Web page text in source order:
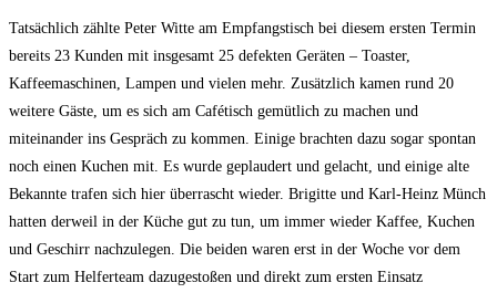
Tatsächlich zählte Peter Witte am Empfangstisch bei diesem ersten Termin
bereits 23 Kunden mit insgesamt 25 defekten Geräten – Toaster,
Kaffeemaschinen, Lampen und vielen mehr. Zusätzlich kamen rund 20
weitere Gäste, um es sich am Cafétisch gemütlich zu machen und
miteinander ins Gespräch zu kommen. Einige brachten dazu sogar spontan
noch einen Kuchen mit. Es wurde geplaudert und gelacht, und einige alte
Bekannte trafen sich hier überrascht wieder. Brigitte und Karl-Heinz Münch
hatten derweil in der Küche gut zu tun, um immer wieder Kaffee, Kuchen
und Geschirr nachzulegen. Die beiden waren erst in der Woche vor dem
Start zum Helferteam dazugestoßen und direkt zum ersten Einsatz